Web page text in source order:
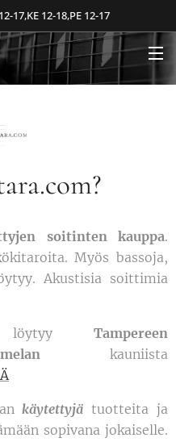
17,KE 12-18,PE 12-17
soitinten kauppa.
Myös bassoja,
Akustisia soittimia
Tampereen
kauniista
käytettyjä tuotteita ja
sopivana jokaiselle.